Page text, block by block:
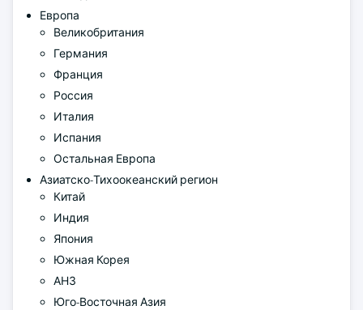
Европа
Великобритания
Германия
Франция
Россия
Италия
Испания
Остальная Европа
Азиатско-Тихоокеанский регион
Китай
Индия
Япония
Южная Корея
АНЗ
Юго-Восточная Азия